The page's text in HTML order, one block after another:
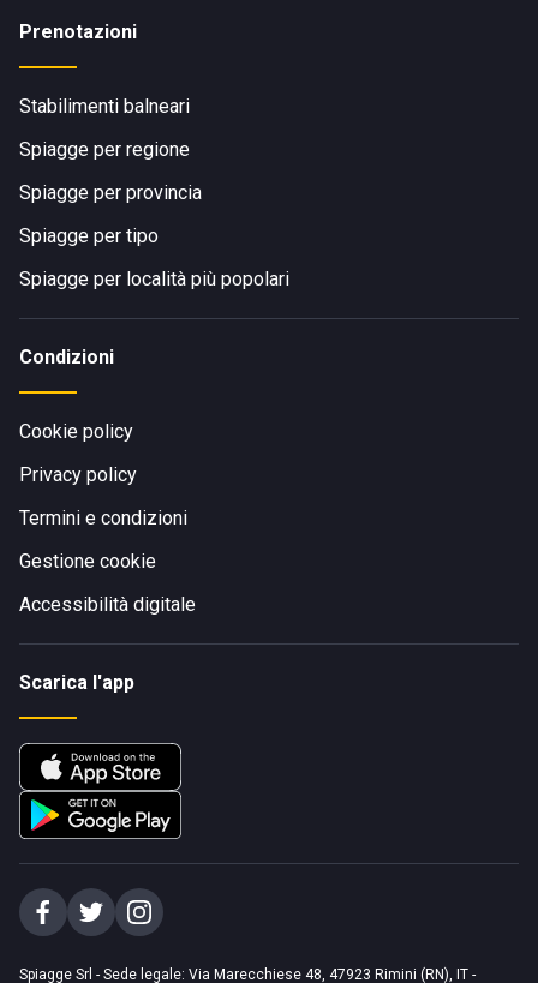
Prenotazioni
Stabilimenti balneari
Spiagge per regione
Spiagge per provincia
Spiagge per tipo
Spiagge per località più popolari
Condizioni
Cookie policy
Privacy policy
Termini e condizioni
Gestione cookie
Accessibilità digitale
Scarica l'app
Spiagge Srl - Sede legale: Via Marecchiese 48, 47923 Rimini (RN), IT -